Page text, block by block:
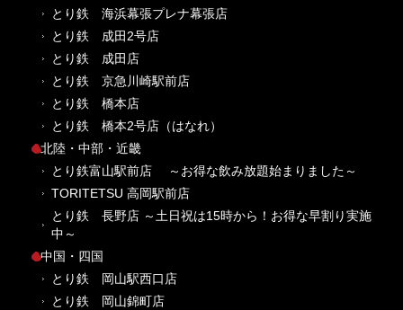
とり鉄 海浜幕張プレナ幕張店
とり鉄 成田2号店
とり鉄 成田店
とり鉄 京急川崎駅前店
とり鉄 橋本店
とり鉄 橋本2号店（はなれ）
北陸・中部・近畿
とり鉄富山駅前店 ～お得な飲み放題始まりました～
TORITETSU 高岡駅前店
とり鉄 長野店 ～土日祝は15時から！お得な早割り実施
中～
中国・四国
とり鉄 岡山駅西口店
とり鉄 岡山錦町店